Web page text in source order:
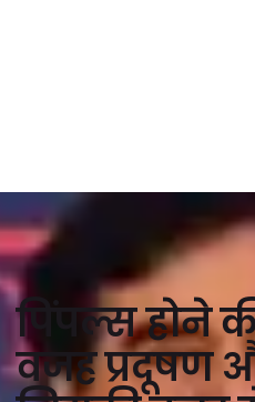
पिंपल्स होने
वजह प्रदूषण